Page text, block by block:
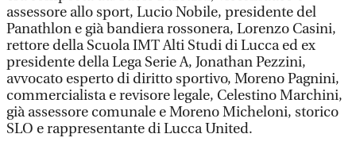
assessore allo sport, Lucio Nobile, presidente del
Panathlon e già bandiera rossonera, Lorenzo Casini,
rettore della Scuola IMT Alti Studi di Lucca ed ex
presidente della Lega Serie A, Jonathan Pezzini,
avvocato esperto di diritto sportivo, Moreno Pagnini,
commercialista e revisore legale, Celestino Marchini,
già assessore comunale e Moreno Micheloni, storico
SLO e rappresentante di Lucca United.